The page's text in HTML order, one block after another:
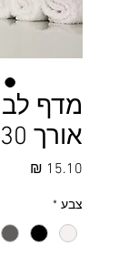
מדף
אורך 30 ס"מ
צבע *